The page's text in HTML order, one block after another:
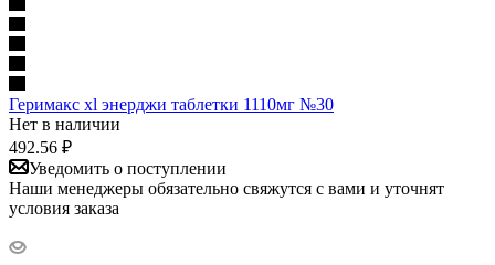
Геримакс xl энерджи таблетки 1110мг №30
Нет в наличии
492.56 ₽
Уведомить о поступлении
Наши менеджеры обязательно свяжутся с вами и уточнят
условия заказа